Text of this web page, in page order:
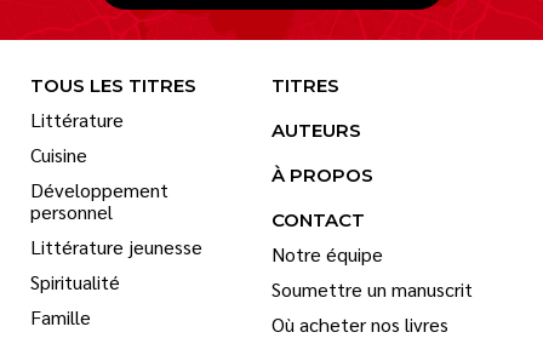
TOUS LES TITRES
Littérature
Cuisine
Développement
personnel
Littérature jeunesse
Spiritualité
Famille
TITRES
AUTEURS
À PROPOS
CONTACT
Notre équipe
Soumettre un manuscrit
Où acheter nos livres